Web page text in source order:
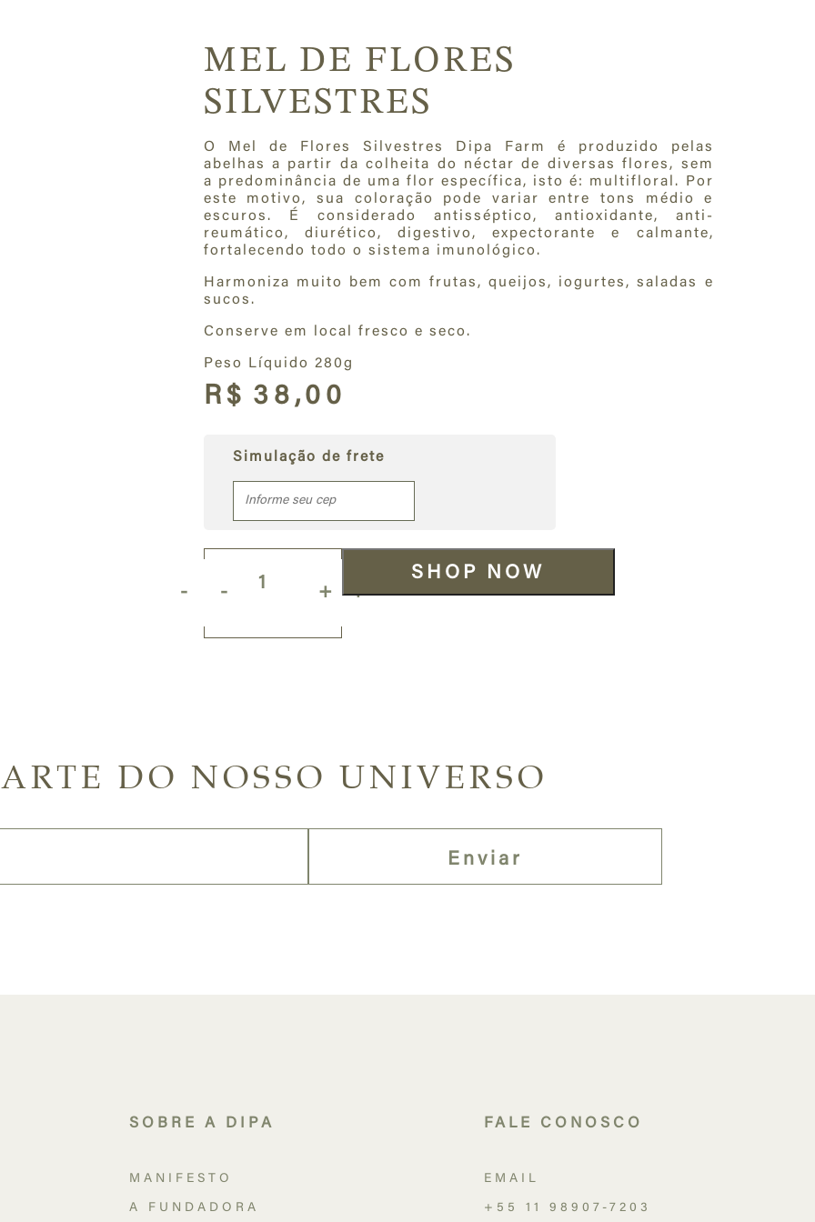
MEL DE FLORES
SILVESTRES
O Mel de Flores Silvestres Dipa Farm é produzido pelas
abelhas a partir da colheita do néctar de diversas flores, sem
a predominância de uma flor específica, isto é: multifloral. Por
este motivo, sua coloração pode variar entre tons médio e
escuros. É considerado antisséptico, antioxidante, anti-
reumático, diurético, digestivo, expectorante e calmante,
fortalecendo todo o sistema imunológico.
Harmoniza muito bem com frutas, queijos, iogurtes, saladas e
sucos.
Conserve em local fresco e seco.
Peso Líquido 280g
R$ 38,00
Simulação de frete
-
Quantity
+
SHOP NOW
DO NOSSO UNIVERSO
SOBRE A DIPA
MANIFESTO
A FUNDADORA
FALE CONOSCO
EMAIL
+55 11 98907-7203